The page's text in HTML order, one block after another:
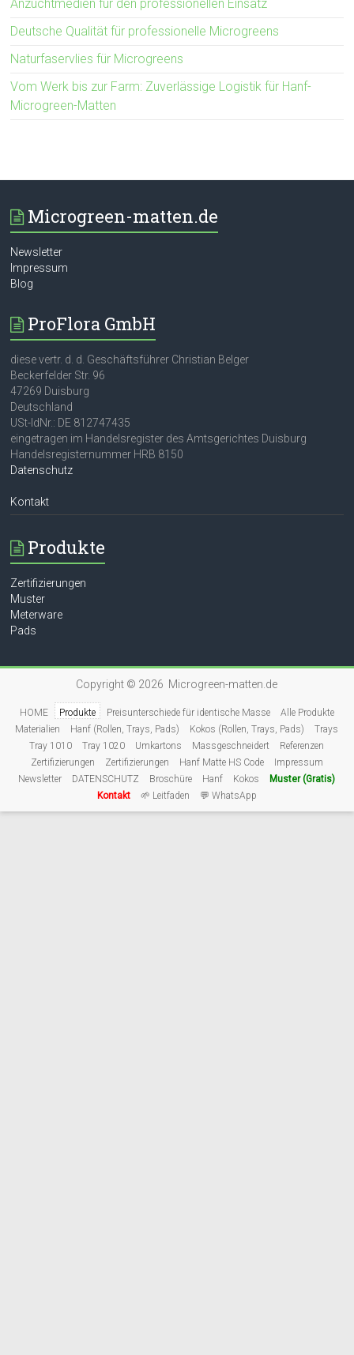
Anzuchtmedien für den professionellen Einsatz
Deutsche Qualität für professionelle Microgreens
Naturfaservlies für Microgreens
Vom Werk bis zur Farm: Zuverlässige Logistik für Hanf-
Microgreen-Matten
Microgreen-matten.de
Newsletter
Impressum
Blog
ProFlora GmbH
diese vertr. d. d. Geschäftsführer Christian Belger
Beckerfelder Str. 96
47269 Duisburg
Deutschland
USt-IdNr.: DE 812747435
eingetragen im Handelsregister des Amtsgerichtes Duisburg
Handelsregisternummer HRB 8150
Datenschutz
Kontakt
Produkte
Zertifizierungen
Muster
Meterware
Pads
Copyright © 2026 Microgreen-matten.de
HOME Produkte Preisunterschiede für identische Masse
Alle Produkte
Materialien
Hanf (Rollen, Trays, Pads) Kokos (Rollen, Trays, Pads)
Trays
Tray 1010
Tray 1020 Umkartons Massgeschneidert
Referenzen
Zertifizierungen
Zertifizierungen Hanf Matte HS Code
Impressum
Newsletter
DATENSCHUTZ Broschüre Hanf Kokos
Muster (Gratis)
Kontakt
🌱 Leitfaden 💬 WhatsApp